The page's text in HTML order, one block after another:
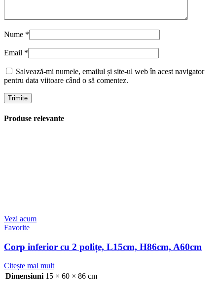
Nume *
Email *
Salvează-mi numele, emailul și site-ul web în acest navigator
pentru data viitoare când o să comentez.
Produse relevante
Vezi acum
Favorite
Corp inferior cu 2 polițe, L15cm, H86cm, A60cm
Citește mai mult
Dimensiuni 15 × 60 × 86 cm